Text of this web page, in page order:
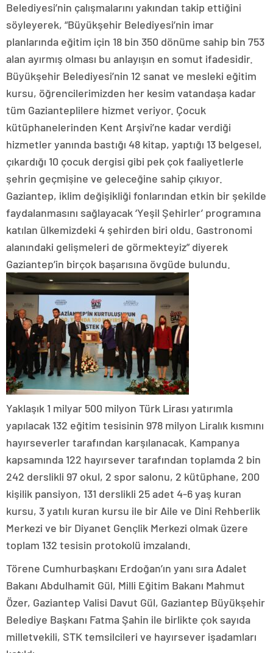
Belediyesi’nin çalışmalarını yakından takip ettiğini
söyleyerek, “Büyükşehir Belediyesi’nin imar
planlarında eğitim için 18 bin 350 dönüme sahip bin 753
alan ayırmış olması bu anlayışın en somut ifadesidir.
Büyükşehir Belediyesi’nin 12 sanat ve mesleki eğitim
kursu, öğrencilerimizden her kesim vatandaşa kadar
tüm Gazianteplilere hizmet veriyor. Çocuk
kütüphanelerinden Kent Arşivi’ne kadar verdiği
hizmetler yanında bastığı 48 kitap, yaptığı 13 belgesel,
çıkardığı 10 çocuk dergisi gibi pek çok faaliyetlerle
şehrin geçmişine ve geleceğine sahip çıkıyor.
Gaziantep, iklim değişikliği fonlarından etkin bir şekilde
faydalanmasını sağlayacak ‘Yeşil Şehirler’ programına
katılan ülkemizdeki 4 şehirden biri oldu. Gastronomi
alanındaki gelişmeleri de görmekteyiz” diyerek
Gaziantep’in birçok başarısına övgüde bulundu.
Yaklaşık 1 milyar 500 milyon Türk Lirası yatırımla
yapılacak 132 eğitim tesisinin 978 milyon Liralık kısmını
hayırseverler tarafından karşılanacak. Kampanya
kapsamında 122 hayırsever tarafından toplamda 2 bin
242 derslikli 97 okul, 2 spor salonu, 2 kütüphane, 200
kişilik pansiyon, 131 derslikli 25 adet 4-6 yaş kuran
kursu, 3 yatılı kuran kursu ile bir Aile ve Dini Rehberlik
Merkezi ve bir Diyanet Gençlik Merkezi olmak üzere
toplam 132 tesisin protokolü imzalandı.
Törene Cumhurbaşkanı Erdoğan’ın yanı sıra Adalet
Bakanı Abdulhamit Gül, Milli Eğitim Bakanı Mahmut
Özer, Gaziantep Valisi Davut Gül, Gaziantep Büyükşehir
Belediye Başkanı Fatma Şahin ile birlikte çok sayıda
milletvekili, STK temsilcileri ve hayırsever işadamları